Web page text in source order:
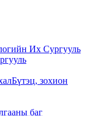
Их Сургууль
Бүтэц, зохион
баг